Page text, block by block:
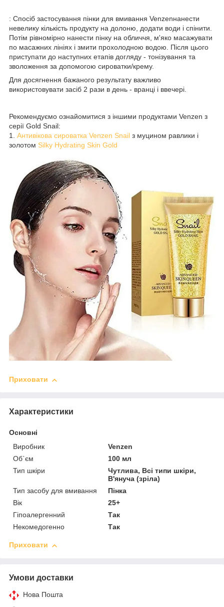
: Спосіб застосування пінки для вмивання Venzenнанести
невелику кількість продукту на долоню, додати води і спінити.
Потім рівномірно нанести пінку на обличчя, м'яко масажувати
по масажних лініях і змити прохолодною водою. Після цього
приступати до наступних етапів догляду - тонізування та
зволоження за допомогою сироватки/крему.
Для досягнення бажаного результату важливо
використовувати засіб 2 рази в день - вранці і ввечері.
Рекомендуємо ознайомитися з іншими продуктами Venzen з
серії Gold Snail:
1. Антивікова сироватка Venzen Snail з муцином равлики і
золотом Silky Hydrating Skin Gold
Приховати
Характеристики
Основні
Виробник
Venzen
Об`єм
100 мл
Тип шкіри
Чутлива, Всі типи шкіри,
В'януча (зріла)
Тип засобу для вмивання
Пінка
Вік
25+
Гіпоалергенний
Так
Некомедогенно
Так
Приховати
Умови доставки
Нова Пошта